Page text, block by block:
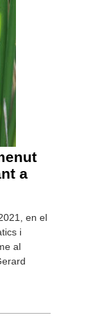
a
en el
i
al